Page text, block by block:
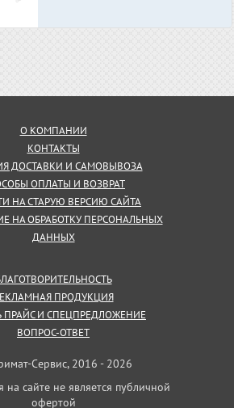
О КОМПАНИИ
КОНТАКТЫ
ДОСТАВКИ И САМОВЫВОЗА
ОПЛАТЫ И ВОЗВРАТ
НА СТАРУЮ ВЕРСИЮ САЙТА
НА ОБРАБОТКУ ПЕРСОНАЛЬНЫХ
ДАННЫХ
ПРОДУКЦИЯ
ПРАЙС И СПЕЦПРЕДЛОЖЕНИЕ
ВОПРОС-ОТВЕТ
Сервис, 2016 - 2026
сайте не является публичной
офертой